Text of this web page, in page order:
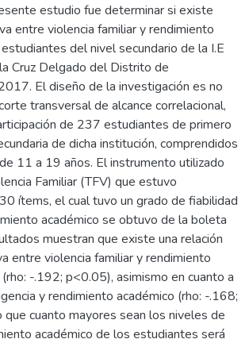
estudio fue determinar si existe
entre violencia familiar y rendimiento
del nivel secundario de la I.E
Cruz Delgado del Distrito de
El diseño de la investigación es no
transversal de alcance correlacional,
de 237 estudiantes de primero
de dicha institución, comprendidos
11 a 19 años. El instrumento utilizado
Familiar (TFV) que estuvo
ítems, el cual tuvo un grado de fiabilidad
académico se obtuvo de la boleta
muestran que existe una relación
entre violencia familiar y rendimiento
-.192; p<0.05), asimismo en cuanto a
y rendimiento académico (rho: -.168;
cuanto mayores sean los niveles de
académico de los estudiantes será